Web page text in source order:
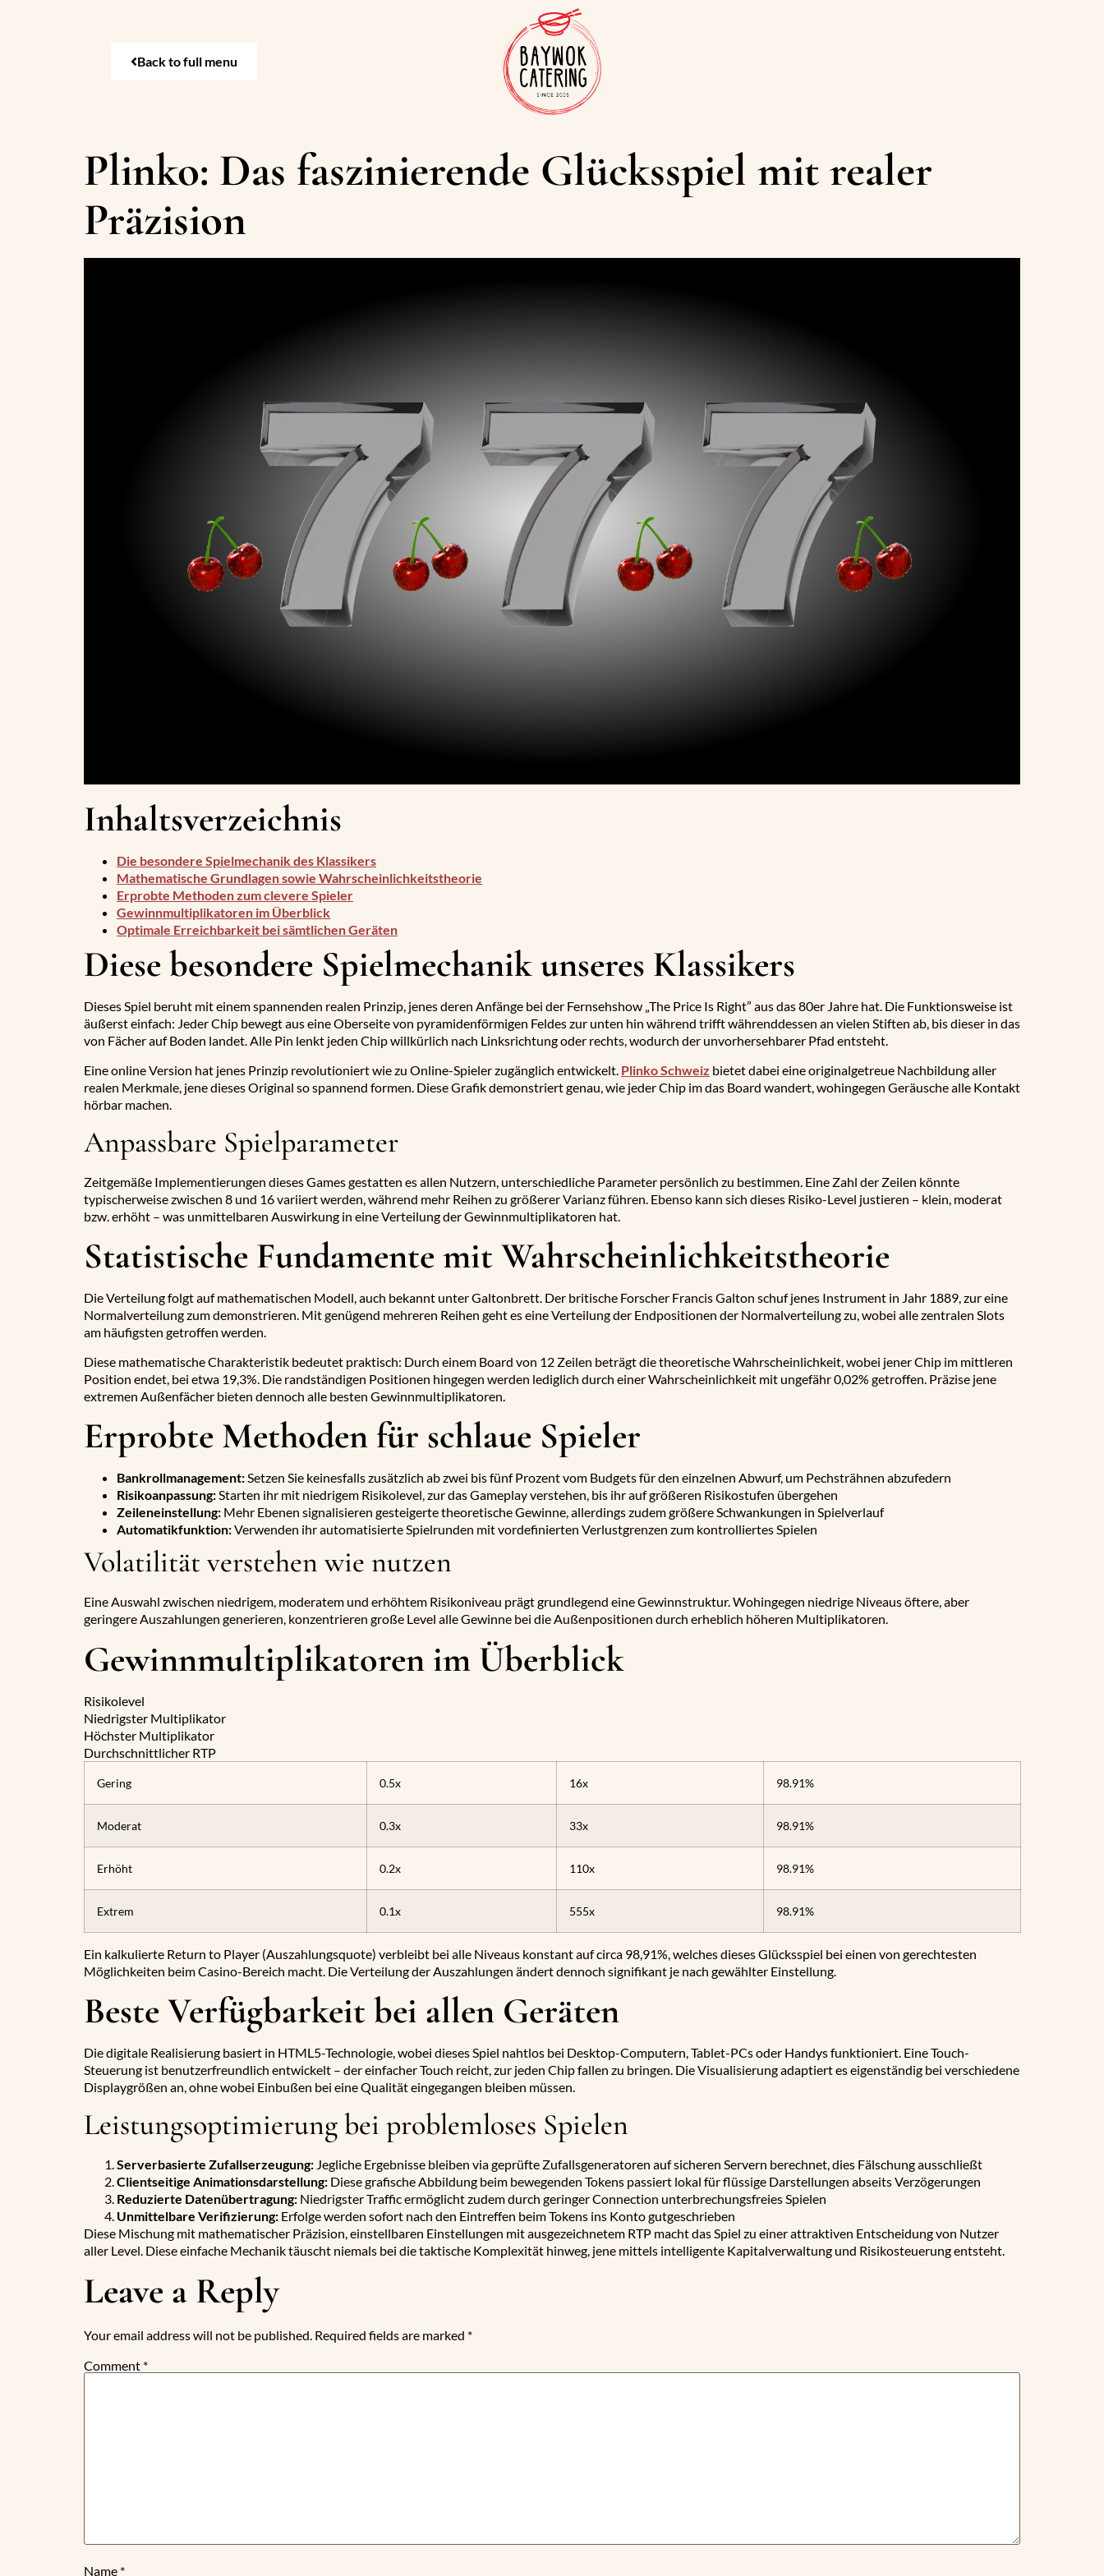
Back to full menu
Plinko: Das faszinierende Glücksspiel mit realer
Präzision
Inhaltsverzeichnis
Die besondere Spielmechanik des Klassikers
Mathematische Grundlagen sowie Wahrscheinlichkeitstheorie
Erprobte Methoden zum clevere Spieler
Gewinnmultiplikatoren im Überblick
Optimale Erreichbarkeit bei sämtlichen Geräten
Diese besondere Spielmechanik unseres Klassikers
Dieses Spiel beruht mit einem spannenden realen Prinzip, jenes deren Anfänge bei der Fernsehshow „The Price Is Right” aus das 80er Jahre hat. Die Funktionsweise ist
äußerst einfach: Jeder Chip bewegt aus eine Oberseite von pyramidenförmigen Feldes zur unten hin während trifft währenddessen an vielen Stiften ab, bis dieser in das
von Fächer auf Boden landet. Alle Pin lenkt jeden Chip willkürlich nach Linksrichtung oder rechts, wodurch der unvorhersehbarer Pfad entsteht.
Eine online Version hat jenes Prinzip revolutioniert wie zu Online-Spieler zugänglich entwickelt. Plinko Schweiz bietet dabei eine originalgetreue Nachbildung aller
realen Merkmale, jene dieses Original so spannend formen. Diese Grafik demonstriert genau, wie jeder Chip im das Board wandert, wohingegen Geräusche alle Kontakt
hörbar machen.
Anpassbare Spielparameter
Zeitgemäße Implementierungen dieses Games gestatten es allen Nutzern, unterschiedliche Parameter persönlich zu bestimmen. Eine Zahl der Zeilen könnte
typischerweise zwischen 8 und 16 variiert werden, während mehr Reihen zu größerer Varianz führen. Ebenso kann sich dieses Risiko-Level justieren – klein, moderat
bzw. erhöht – was unmittelbaren Auswirkung in eine Verteilung der Gewinnmultiplikatoren hat.
Statistische Fundamente mit Wahrscheinlichkeitstheorie
Die Verteilung folgt auf mathematischen Modell, auch bekannt unter Galtonbrett. Der britische Forscher Francis Galton schuf jenes Instrument in Jahr 1889, zur eine
Normalverteilung zum demonstrieren. Mit genügend mehreren Reihen geht es eine Verteilung der Endpositionen der Normalverteilung zu, wobei alle zentralen Slots
am häufigsten getroffen werden.
Diese mathematische Charakteristik bedeutet praktisch: Durch einem Board von 12 Zeilen beträgt die theoretische Wahrscheinlichkeit, wobei jener Chip im mittleren
Position endet, bei etwa 19,3%. Die randständigen Positionen hingegen werden lediglich durch einer Wahrscheinlichkeit mit ungefähr 0,02% getroffen. Präzise jene
extremen Außenfächer bieten dennoch alle besten Gewinnmultiplikatoren.
Erprobte Methoden für schlaue Spieler
Bankrollmanagement:Setzen Sie keinesfalls zusätzlich ab zwei bis fünf Prozent vom Budgets für den einzelnen Abwurf, um Pechsträhnen abzufedern
Risikoanpassung:Starten ihr mit niedrigem Risikolevel, zur das Gameplay verstehen, bis ihr auf größeren Risikostufen übergehen
Zeileneinstellung: Mehr Ebenen signalisieren gesteigerte theoretische Gewinne, allerdings zudem größere Schwankungen in Spielverlauf
Automatikfunktion:Verwenden ihr automatisierte Spielrunden mit vordefinierten Verlustgrenzen zum kontrolliertes Spielen
Volatilität verstehen wie nutzen
Eine Auswahl zwischen niedrigem, moderatem und erhöhtem Risikoniveau prägt grundlegend eine Gewinnstruktur. Wohingegen niedrige Niveaus öftere, aber
geringere Auszahlungen generieren, konzentrieren große Level alle Gewinne bei die Außenpositionen durch erheblich höheren Multiplikatoren.
Gewinnmultiplikatoren im Überblick
Risikolevel
Niedrigster Multiplikator
Höchster Multiplikator
Durchschnittlicher RTP
Gering 0.5x 16x 98.91%
Moderat 0.3x 33x 98.91%
Erhöht 0.2x 110x 98.91%
Extrem 0.1x 555x 98.91%
Ein kalkulierte Return to Player (Auszahlungsquote) verbleibt bei alle Niveaus konstant auf circa 98,91%, welches dieses Glücksspiel bei einen von gerechtesten
Möglichkeiten beim Casino-Bereich macht. Die Verteilung der Auszahlungen ändert dennoch signifikant je nach gewählter Einstellung.
Beste Verfügbarkeit bei allen Geräten
Die digitale Realisierung basiert in HTML5-Technologie, wobei dieses Spiel nahtlos bei Desktop-Computern, Tablet-PCs oder Handys funktioniert. Eine Touch-
Steuerung ist benutzerfreundlich entwickelt – der einfacher Touch reicht, zur jeden Chip fallen zu bringen. Die Visualisierung adaptiert es eigenständig bei verschiedene
Displaygrößen an, ohne wobei Einbußen bei eine Qualität eingegangen bleiben müssen.
Leistungsoptimierung bei problemloses Spielen
Serverbasierte Zufallserzeugung: Jegliche Ergebnisse bleiben via geprüfte Zufallsgeneratoren auf sicheren Servern berechnet, dies Fälschung ausschließt
Clientseitige Animationsdarstellung: Diese grafische Abbildung beim bewegenden Tokens passiert lokal für flüssige Darstellungen abseits Verzögerungen
Reduzierte Datenübertragung: Niedrigster Traffic ermöglicht zudem durch geringer Connection unterbrechungsfreies Spielen
Unmittelbare Verifizierung: Erfolge werden sofort nach den Eintreffen beim Tokens ins Konto gutgeschrieben
Diese Mischung mit mathematischer Präzision, einstellbaren Einstellungen mit ausgezeichnetem RTP macht das Spiel zu einer attraktiven Entscheidung von Nutzer
aller Level. Diese einfache Mechanik täuscht niemals bei die taktische Komplexität hinweg, jene mittels intelligente Kapitalverwaltung und Risikosteuerung entsteht.
Leave a Reply
Your email address will not be published. Required fields are marked *
Comment *
Name *